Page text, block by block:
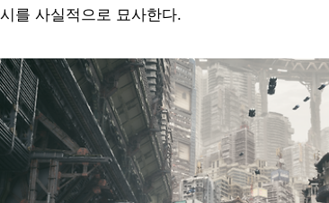
를 사실적으로 묘사한다.